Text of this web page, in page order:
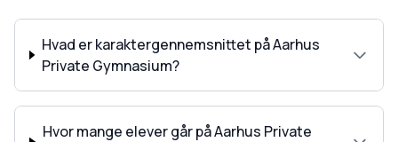
Hvad er karaktergennemsnittet på Aarhus
Private Gymnasium?
Hvor mange elever går på Aarhus Private